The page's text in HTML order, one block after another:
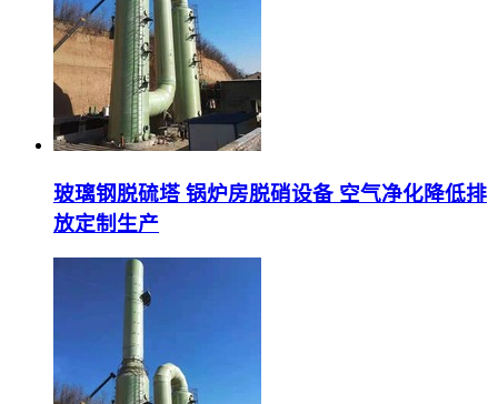
玻璃钢脱硫塔 锅炉房脱硝设备 空气净化降低排
放定制生产